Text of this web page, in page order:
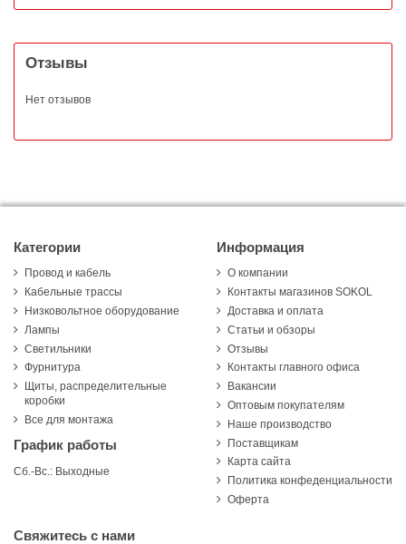
Отзывы
Нет отзывов
Категории
Провод и кабель
Кабельные трассы
Низковольтное оборудование
Лампы
Светильники
Фурнитура
Щиты, распределительные
коробки
Все для монтажа
График работы
Сб.-Вс.: Выходные
Информация
О компании
Контакты магазинов SOKOL
Доставка и оплата
Статьи и обзоры
Отзывы
Контакты главного офиса
Вакансии
Оптовым покупателям
Наше производство
Поставщикам
Карта сайта
Политика конфеденциальности
Оферта
Свяжитесь с нами